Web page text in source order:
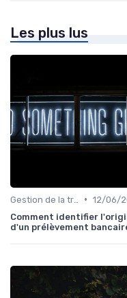
Les plus lus
• 12/06/
Comment identifier
d'un prélèvement